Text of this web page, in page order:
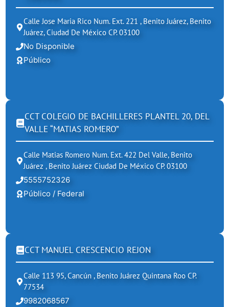
Calle Jose Maria Rico Num. Ext. 221 , Benito Juárez, Benito
Juárez, Ciudad De México CP. 03100
No Disponible
Público
CCT COLEGIO DE BACHILLERES PLANTEL 20, DEL
VALLE “MATIAS ROMERO”
Calle Matias Romero Num. Ext. 422 Del Valle, Benito
Juárez , Benito Juárez Ciudad De México CP. 03100
5555752326
Público / Federal
CCT MANUEL CRESCENCIO REJON
Calle 113 95, Cancún , Benito Juárez Quintana Roo CP.
77534
9982068567